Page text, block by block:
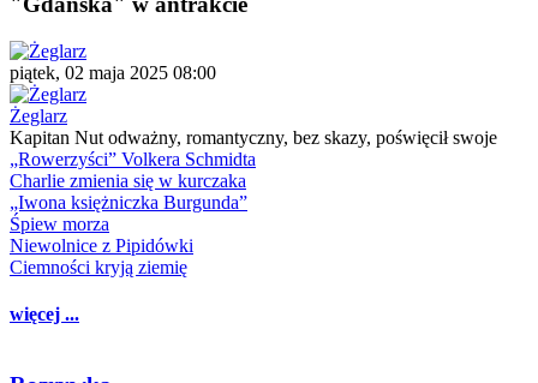
piątek, 02 maja 2025 08:00
Żeglarz
Kapitan Nut odważny, romantyczny, bez skazy, poświęcił swoje
„Rowerzyści” Volkera Schmidta
Charlie zmienia się w kurczaka
„Iwona księżniczka Burgunda”
Śpiew morza
Niewolnice z Pipidówki
Ciemności kryją ziemię
więcej ...